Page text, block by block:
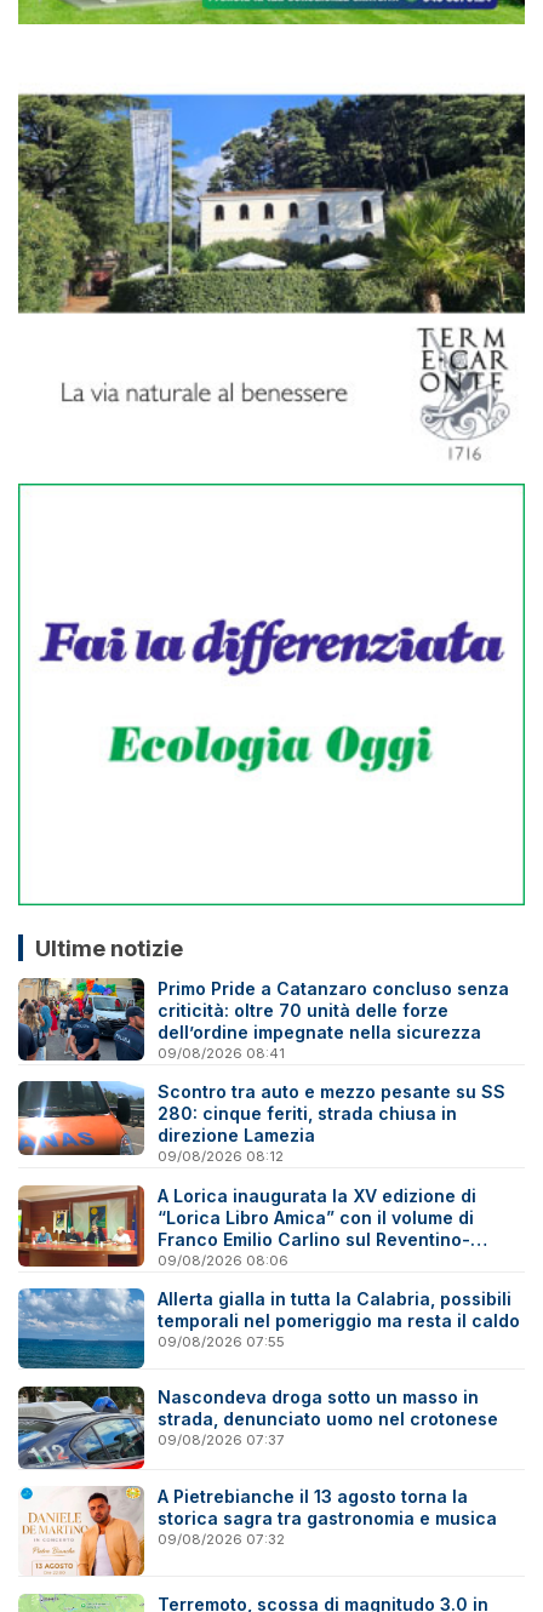
Ultime notizie
Primo Pride a Catanzaro concluso senza
criticità: oltre 70 unità delle forze
dell’ordine impegnate nella sicurezza
09/08/2026 08:41
Scontro tra auto e mezzo pesante su SS
280: cinque feriti, strada chiusa in
direzione Lamezia
09/08/2026 08:12
A Lorica inaugurata la XV edizione di
“Lorica Libro Amica” con il volume di
Franco Emilio Carlino sul Reventino-
Savuto
09/08/2026 08:06
Allerta gialla in tutta la Calabria, possibili
temporali nel pomeriggio ma resta il caldo
09/08/2026 07:55
Nascondeva droga sotto un masso in
strada, denunciato uomo nel crotonese
09/08/2026 07:37
A Pietrebianche il 13 agosto torna la
storica sagra tra gastronomia e musica
09/08/2026 07:32
Terremoto, scossa di magnitudo 3.0 in